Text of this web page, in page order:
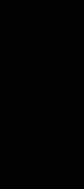
We also
website.
with your
have the
some of